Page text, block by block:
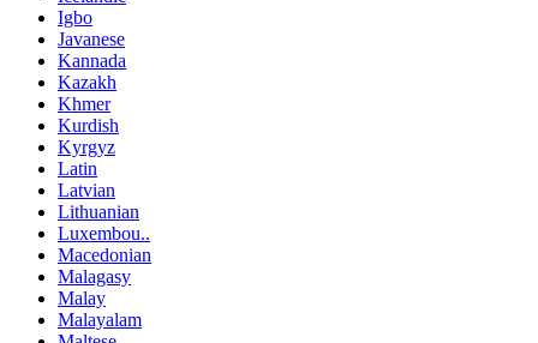
Igbo
Javanese
Kannada
Kazakh
Khmer
Kurdish
Kyrgyz
Latin
Latvian
Lithuanian
Luxembou..
Macedonian
Malagasy
Malay
Malayalam